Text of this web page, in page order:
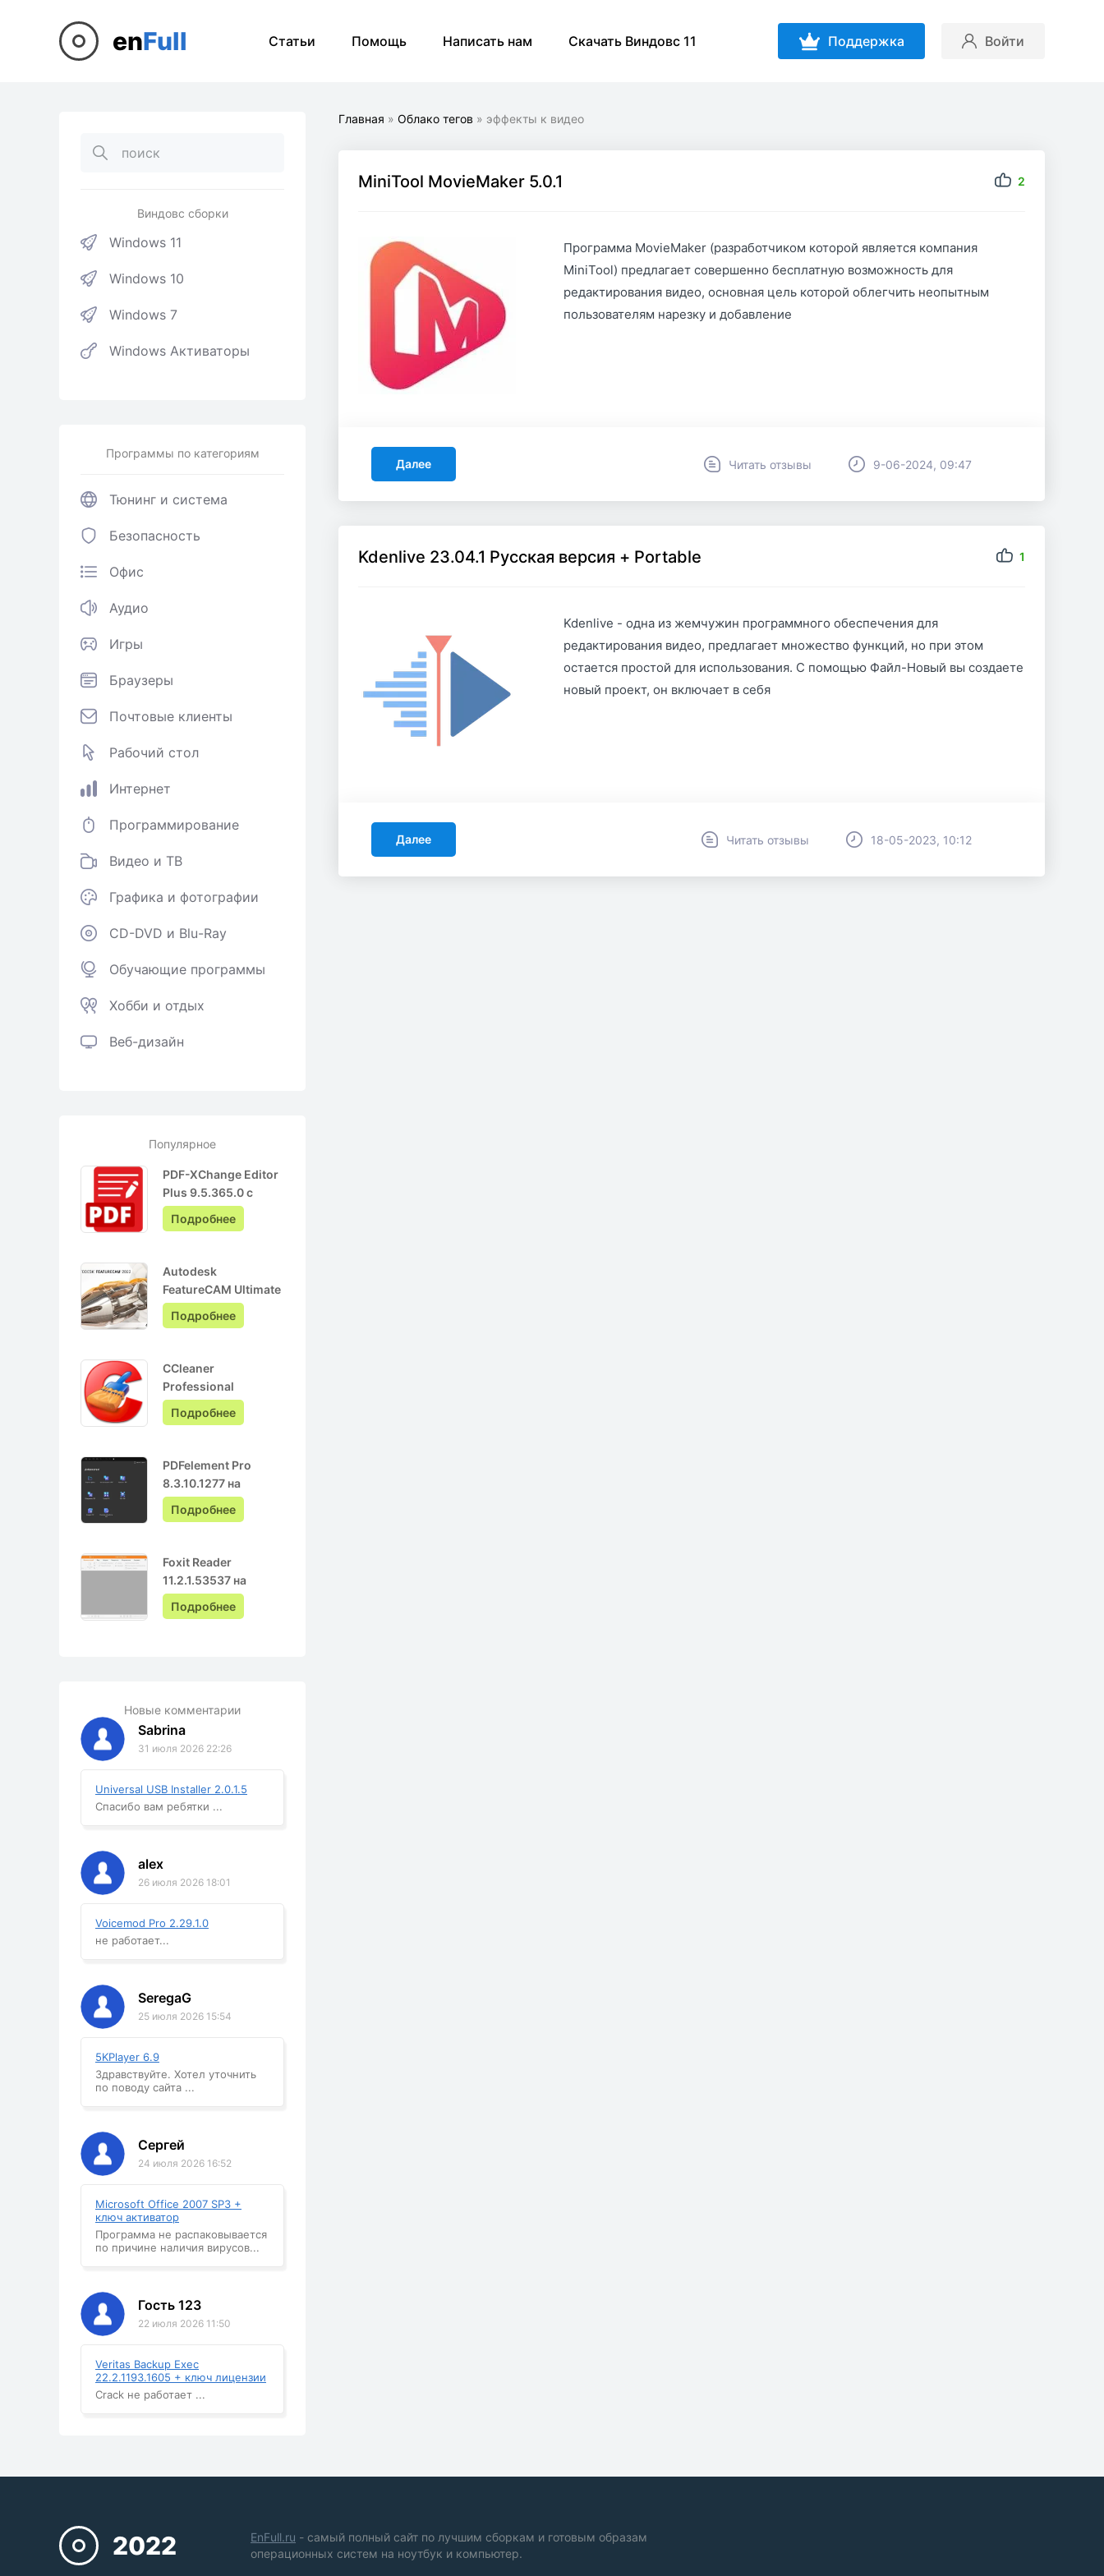
enFull Статьи Помощь Написать нам Скачать Виндовс 11 Поддержка Войти
Виндовс сборки
Windows 11
Windows 10
Windows 7
Windows Активаторы
Программы по категориям
Тюнинг и система
Безопасность
Офис
Аудио
Игры
Браузеры
Почтовые клиенты
Рабочий стол
Интернет
Программирование
Видео и ТВ
Графика и фотографии
CD-DVD и Blu-Ray
Обучающие программы
Хобби и отдых
Веб-дизайн
Популярное
PDF-XChange Editor
Plus 9.5.365.0 с
ключом лицензии +
Pro на Русском
Подробнее
Autodesk
FeatureCAM Ultimate
2022.0.3 + crack
Подробнее
CCleaner
Professional
6.05.10110 + ключ
активации + Repack
Подробнее
PDFelement Pro
8.3.10.1277 на
Русском с ключом
Подробнее
Foxit Reader
11.2.1.53537 на
Русском
Подробнее
Новые комментарии
Sabrina
31 июля 2026 22:26
Universal USB Installer 2.0.1.5
Спасибо вам ребятки ...
alex
26 июля 2026 18:01
Voicemod Pro 2.29.1.0
не работает...
SeregaG
25 июля 2026 15:54
5KPlayer 6.9
Здравствуйте. Хотел уточнить
по поводу сайта ...
Сергей
24 июля 2026 16:52
Microsoft Office 2007 SP3 +
ключ активатор
Программа не распаковывается
по причине наличия вирусов...
Гость 123
22 июля 2026 11:50
Veritas Backup Exec
22.2.1193.1605 + ключ лицензии
Crack не работает ...
Главная » Облако тегов » эффекты к видео
MiniTool MovieMaker 5.0.1 2
Программа MovieMaker (разработчиком которой является компания
MiniTool) предлагает совершенно бесплатную возможность для
редактирования видео, основная цель которой облегчить неопытным
пользователям нарезку и добавление
Далее Читать отзывы 9-06-2024, 09:47
Kdenlive 23.04.1 Русская версия + Portable 1
Kdenlive - одна из жемчужин программного обеспечения для
редактирования видео, предлагает множество функций, но при этом
остается простой для использования. С помощью Файл-Новый вы создаете
новый проект, он включает в себя
Далее Читать отзывы 18-05-2023, 10:12
2022 EnFull.ru - самый полный сайт по лучшим сборкам и готовым образам
операционных систем на ноутбук и компьютер.